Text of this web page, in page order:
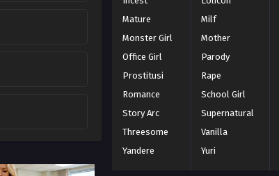
Mature
Milf
Monster Girl
Mother
Office Girl
Parody
Prostitusi
Rape
Romance
School Girl
Story Arc
Supernatural
Threesome
Vanilla
Yandere
Yuri